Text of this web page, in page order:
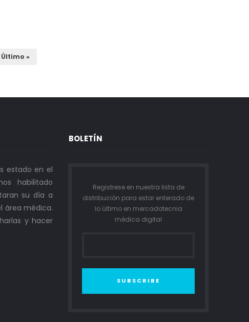
Último »
estado en el
habilitado
su día a
área médica.
y hacer
BOLETÍN
Registrese en nuestra lista de
distribución para estar enterado de
lo último en mercadotecnia
médica digital
SUBSCRIBE